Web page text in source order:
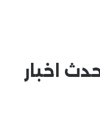
اخبار